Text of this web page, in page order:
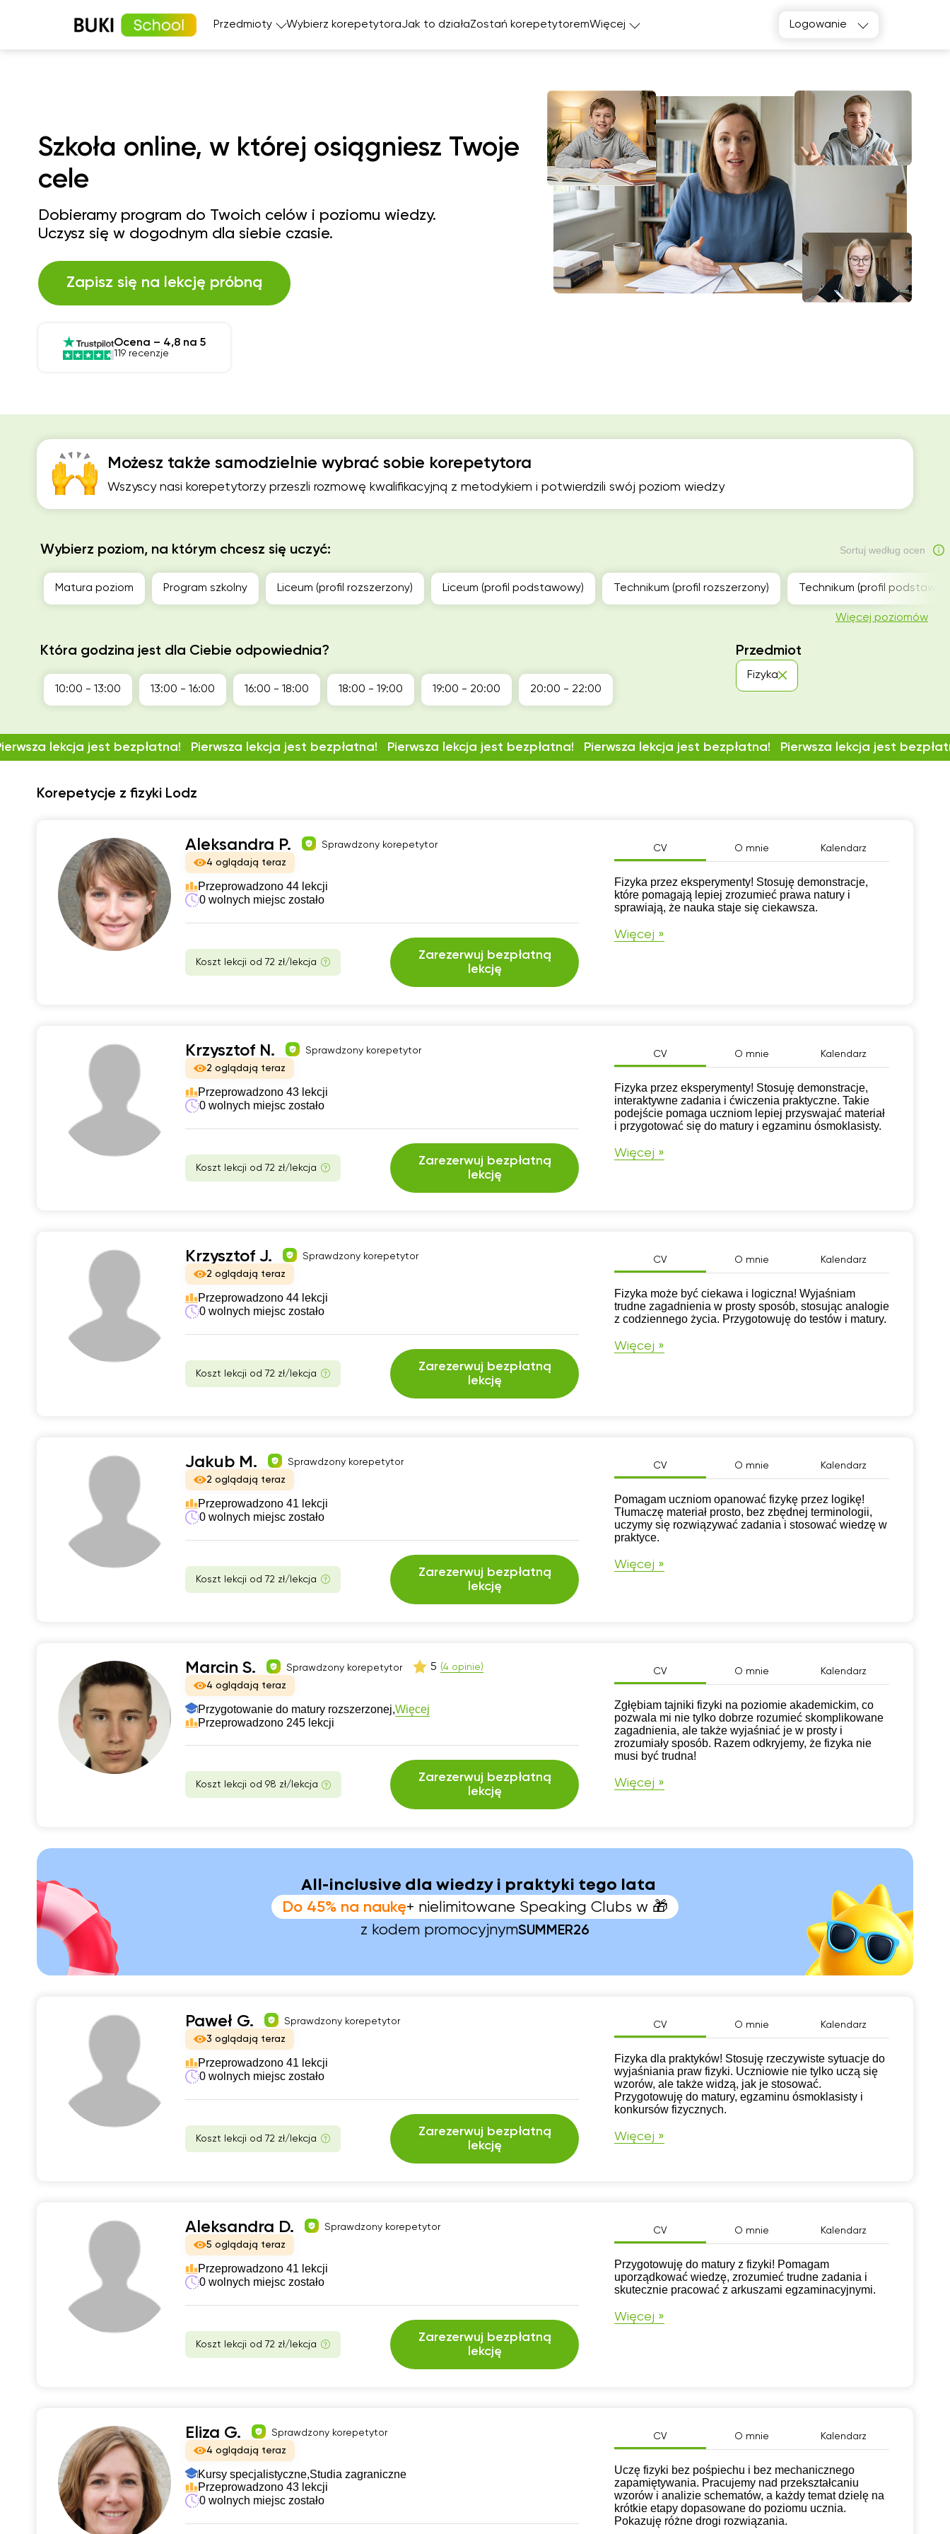
Przedmioty
Język polski
Chemia
Język niemiecki
Język hiszpański
Wybierz korepetytoraJak to działaZostań korepetytoremWięcej Logowanie
Korepetycje z fizyki Lodz
Aleksandra P.
Sprawdzony korepetytor
4 oglądają teraz
Przeprowadzono 44 lekcji
0 wolnych miejsc zostało
Koszt lekcji od 72 zł/lekcja
Zarezerwuj bezpłatną
lekcję
CV O mnie Kalendarz
CV
Fizyka przez eksperymenty! Stosuję demonstracje,
które pomagają lepiej zrozumieć prawa natury i
sprawiają, że nauka staje się ciekawsza.
Więcej »
Krzysztof N.
Sprawdzony korepetytor
2 oglądają teraz
Przeprowadzono 43 lekcji
0 wolnych miejsc zostało
Koszt lekcji od 72 zł/lekcja
Zarezerwuj bezpłatną
lekcję
CV O mnie Kalendarz
CV
Fizyka przez eksperymenty! Stosuję demonstracje,
interaktywne zadania i ćwiczenia praktyczne. Takie
podejście pomaga uczniom lepiej przyswajać materiał
i przygotować się do matury i egzaminu ósmoklasisty.
Więcej »
Krzysztof J.
Sprawdzony korepetytor
2 oglądają teraz
Przeprowadzono 44 lekcji
0 wolnych miejsc zostało
Koszt lekcji od 72 zł/lekcja
Zarezerwuj bezpłatną
lekcję
CV O mnie Kalendarz
CV
Fizyka może być ciekawa i logiczna! Wyjaśniam
trudne zagadnienia w prosty sposób, stosując analogie
z codziennego życia. Przygotowuję do testów i matury.
Więcej »
Jakub M.
Sprawdzony korepetytor
2 oglądają teraz
Przeprowadzono 41 lekcji
0 wolnych miejsc zostało
Koszt lekcji od 72 zł/lekcja
Zarezerwuj bezpłatną
lekcję
CV O mnie Kalendarz
CV
Pomagam uczniom opanować fizykę przez logikę!
Tłumaczę materiał prosto, bez zbędnej terminologii,
uczymy się rozwiązywać zadania i stosować wiedzę w
praktyce.
Więcej »
Marcin S. Sprawdzony korepetytor 5 (4 opinie)
4 oglądają teraz
Przygotowanie do matury rozszerzonej,Więcej
Przeprowadzono 245 lekcji
Koszt lekcji od 98 zł/lekcja
Zarezerwuj bezpłatną
lekcję
CV O mnie Kalendarz
CV
Zgłębiam tajniki fizyki na poziomie akademickim, co
pozwala mi nie tylko dobrze rozumieć skomplikowane
zagadnienia, ale także wyjaśniać je w prosty i
zrozumiały sposób. Razem odkryjemy, że fizyka nie
musi być trudna!
Więcej »
All-inclusive dla wiedzy i praktyki tego lata
Do 45% na naukę+ nielimitowane Speaking Clubs w 🎁
z kodem promocyjnymSUMMER26
Paweł G.
Sprawdzony korepetytor
3 oglądają teraz
Przeprowadzono 41 lekcji
0 wolnych miejsc zostało
Koszt lekcji od 72 zł/lekcja
Zarezerwuj bezpłatną
lekcję
CV O mnie Kalendarz
CV
Fizyka dla praktyków! Stosuję rzeczywiste sytuacje do
wyjaśniania praw fizyki. Uczniowie nie tylko uczą się
wzorów, ale także widzą, jak je stosować.
Przygotowuję do matury, egzaminu ósmoklasisty i
konkursów fizycznych.
Więcej »
Aleksandra D.
Sprawdzony korepetytor
5 oglądają teraz
Przeprowadzono 41 lekcji
0 wolnych miejsc zostało
Koszt lekcji od 72 zł/lekcja
Zarezerwuj bezpłatną
lekcję
CV O mnie Kalendarz
CV
Przygotowuję do matury z fizyki! Pomagam
uporządkować wiedzę, zrozumieć trudne zadania i
skutecznie pracować z arkuszami egzaminacyjnymi.
Więcej »
Eliza G.
Sprawdzony korepetytor
4 oglądają teraz
Kursy specjalistyczne,Studia zagraniczne
Przeprowadzono 43 lekcji
0 wolnych miejsc zostało
CV O mnie Kalendarz
CV
Uczę fizyki bez pośpiechu i bez mechanicznego
zapamiętywania. Pracujemy nad przekształcaniu
wzorów i analizie schematów, a każdy temat dzielę na
krótkie etapy dopasowane do poziomu ucznia.
Pokazuję różne drogi rozwiązania.
lekcja jest bezpłatna! Pierwsza lekcja jest bezpłatna! Pierwsza lekcja jest bezpłatna! Pierwsza lekcja jest bezpłatna! Pierwsza lekcja jest
Możesz także samodzielnie wybrać sobie korepetytora
Wszyscy nasi korepetytorzy przeszli rozmowę kwalifikacyjną z metodykiem i potwierdzili swój poziom wiedzy
Wybierz poziom, na którym chcesz się uczyć: Sortuj według ocen
Matura poziom Program szkolny Liceum (profil rozszerzony) Liceum (profil podstawowy) Technikum (profil rozszerzony) Technikum (profil
Więcej poziomów
Która godzina jest dla Ciebie odpowiednia?
10:00 - 13:00 13:00 - 16:00 16:00 - 18:00 18:00 - 19:00 19:00 - 20:00 20:00 - 22:00
Przedmiot
Fizyka
Szkoła online, w której osiągniesz Twoje
cele
Dobieramy program do Twoich celów i poziomu wiedzy.
Uczysz się w dogodnym dla siebie czasie.
Zapisz się na lekcję próbną
Ocena – 4,8 na 5
119 recenzje
Tak, poproszę